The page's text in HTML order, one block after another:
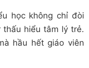
học không chỉ đòi
thấu hiểu tâm lý trẻ.
hầu hết giáo viên